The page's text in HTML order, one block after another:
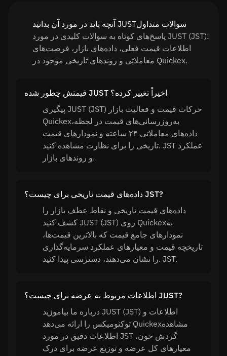
آنچه باید در مورد آن بدانید JUSTسوالات متداول
پاسخ‌های کوتاه به سوالات کلیدی در مورد JUST (JST):
اطلاعات قیمت فعلی، داده‌های بازار، فرصت‌های
معاملاتی و روندهای تاریخی موجود در Quickex.
قیمتش چطور شده JUST اخیراً تغییر کرده؟
پیگیری JUST (JST) حرکات قیمت و فعالیت بازار
Quickexبه‌روزرسانی‌های قیمت در لحظه،
داده‌های معاملاتی ۲۴ ساعته و نمودارهای قیمت
تاریخی را برای نظارت مشاهده کنید. JST عملکرد
و روندهای بازار.
داده‌های قیمت تاریخی برای چیست؟ JST?
داده‌های قیمت تاریخی و نقاط عطف بازار را
کشف کنید JUST (JST) روی Quickexبه
نمودارهای جامع قیمت که بالاترین قیمت‌ها،
تاریخچه قیمت و معیارهای عملکرد سرمایه‌گذاری
را نشان می‌دهند، دسترسی پیدا کنید. JST.
اطلاعات مربوط به عرضه برای چیست؟ JUST?
درباره ما بیاموزید JUST (JST) اطلاعات و
توکنومیکس را ارائه می‌دهد Quickexمشاهده
اطلاعات دقیق در مورد JST گردش خون،
معیارهای کل عرضه و توزیع عرضه برای درک